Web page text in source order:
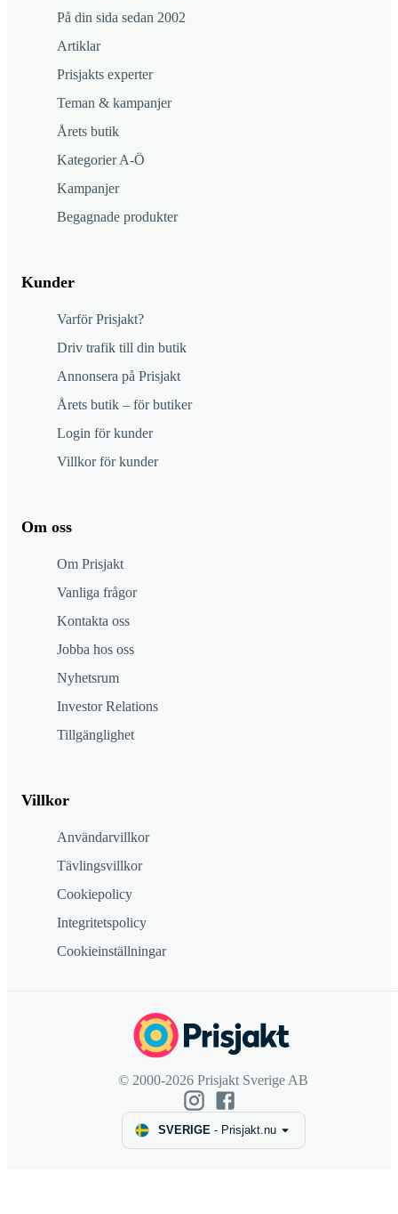
På din sida sedan 2002
Artiklar
Prisjakts experter
Teman & kampanjer
Årets butik
Kategorier A-Ö
Kampanjer
Begagnade produkter
Kunder
Varför Prisjakt?
Driv trafik till din butik
Annonsera på Prisjakt
Årets butik – för butiker
Login för kunder
Villkor för kunder
Om oss
Om Prisjakt
Vanliga frågor
Kontakta oss
Jobba hos oss
Nyhetsrum
Investor Relations
Tillgänglighet
Villkor
Användarvillkor
Tävlingsvillkor
Cookiepolicy
Integritetspolicy
Cookieinställningar
© 2000-2026 Prisjakt Sverige AB
SVERIGE- Prisjakt.nu